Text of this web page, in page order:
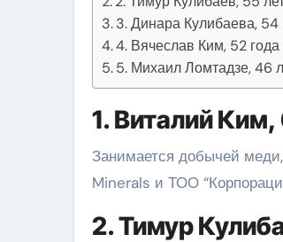
3. Динара Кулибаева,
4. Вячеслав Ким, 52
5. Михаил Ломтадзе, 46
1. Виталий
Занимается добычей
Minerals и ТОО
2. Тимур